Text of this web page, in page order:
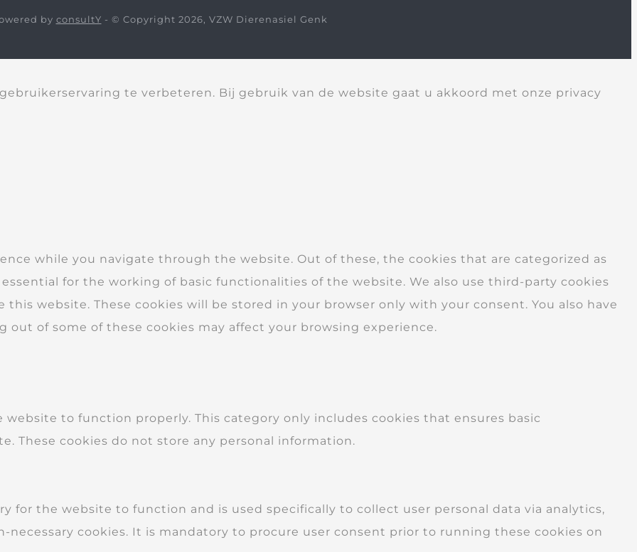
by consultY - © Copyright 2026, VZW Dierenasiel Genk
te verbeteren. Bij gebruik van de website gaat u akkoord met onze privacy
while you navigate through the website. Out of these, the cookies that are categorized as
for the working of basic functionalities of the website. We also use third-party cookies
website. These cookies will be stored in your browser only with your consent. You also have
of some of these cookies may affect your browsing experience.
website to function properly. This category only includes cookies that ensures basic
These cookies do not store any personal information.
for the website to function and is used specifically to collect user personal data via analytics,
cookies. It is mandatory to procure user consent prior to running these cookies on